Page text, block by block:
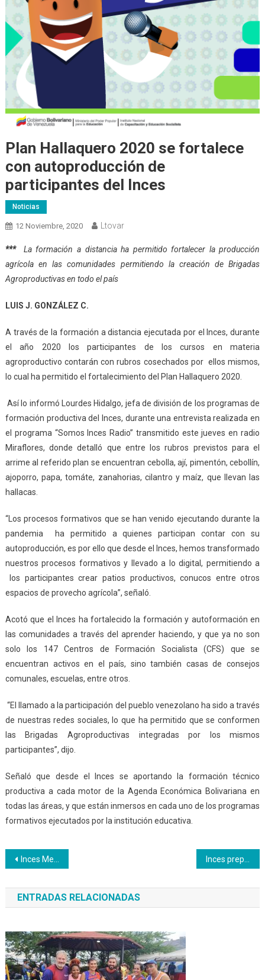
Plan Hallaquero 2020 se fortalece
con autoproducción de
participantes del Inces
Noticias
12 Noviembre, 2020 Ltovar
***
La formación a distancia ha permitido fortalecer la producción
agrícola en las comunidades permitiendo la creación de Brigadas
Agroproductivas en todo el país
LUIS J. GONZÁLEZ C.
A través de la formación a distancia ejecutada por el Inces, durante
el año 2020 los participantes de los cursos en materia
agroproductivo contarán con rubros cosechados por ellos mismos,
lo cual ha permitido el fortalecimiento del Plan Hallaquero 2020.
Así lo informó Lourdes Hidalgo, jefa de división de los programas de
formación productiva del Inces, durante una entrevista realizada en
el programa “Somos Inces Radio” transmitido este jueves en radio
Miraflores, donde detalló que entre los rubros previstos para el
arrime al referido plan se encuentran cebolla, ají, pimentón, cebollín,
ajoporro, papa, tomáte, zanahorias, cilantro y maíz, que llevan las
hallacas.
“Los procesos formativos que se han venido ejecutando durante la
pandemia ha permitido a quienes participan contar con su
autoproducción, es por ello que desde el Inces, hemos transformado
nuestros procesos formativos y llevado a lo digital, permitiendo a
los participantes crear patios productivos, conucos entre otros
espacios de provecho agrícola”, señaló.
Acotó que el Inces ha fortalecido la formación y autoformación en
las comunidades a través del aprender haciendo, y que ya no son
solo los 147 Centros de Formación Socialista (CFS) que se
encuentran activos en el país, sino también casas de consejos
comunales, escuelas, entre otros.
“El llamado a la participación del pueblo venezolano ha sido a través
de nuestras redes sociales, lo que ha permitido que se conformen
las Brigadas Agroproductivas integradas por los mismos
participantes”, dijo.
Señaló que desde el Inces se aportando la formación técnico
productiva a cada motor de la Agenda Económica Bolivariana en
todas las áreas, y que están inmersos en cada uno de los programas
formativos ejecutados por la institución educativa.
Navegación
de
entradas
Inces Metalmecánico convirtió sus áreas verdes en patios productivos
ENTRADAS RELACIONADAS